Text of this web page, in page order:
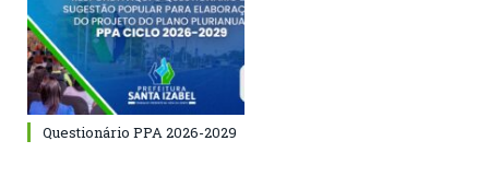
Questionário PPA 2026-2029